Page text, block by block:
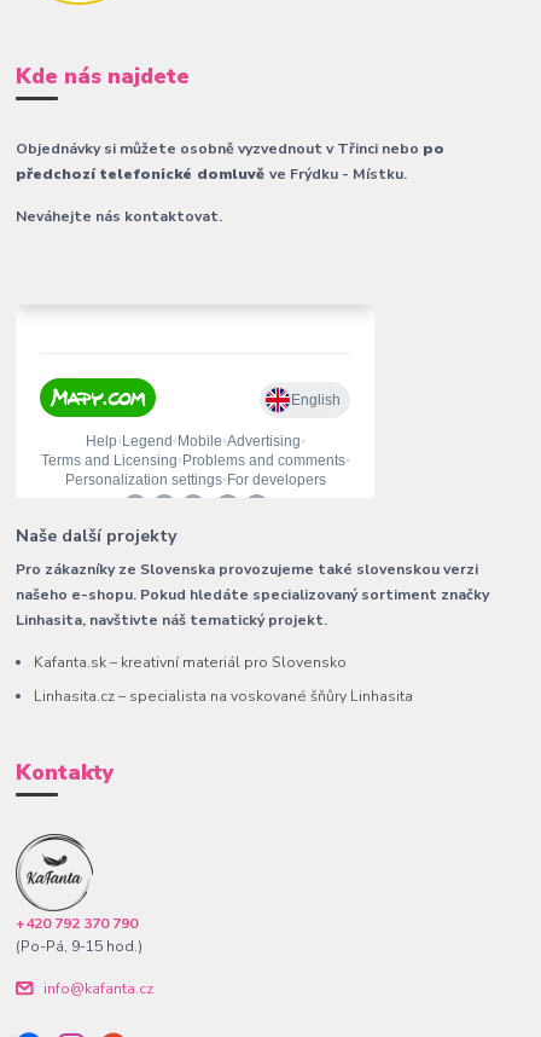
Kde nás najdete
Objednávky si můžete osobně vyzvednout v Třinci nebo po
předchozí telefonické domluvěve Frýdku - Místku.
Neváhejte nás kontaktovat.
Naše další projekty
Pro zákazníky ze Slovenska provozujeme také slovenskou verzi
našeho e-shopu. Pokud hledáte specializovaný sortiment značky
Linhasita, navštivte náš tematický projekt.
Kafanta.sk – kreativní materiál pro Slovensko
Linhasita.cz – specialista na voskované šňůry Linhasita
Kontakty
+420 792 370 790
(Po-Pá, 9-15 hod.)
info@kafanta.cz